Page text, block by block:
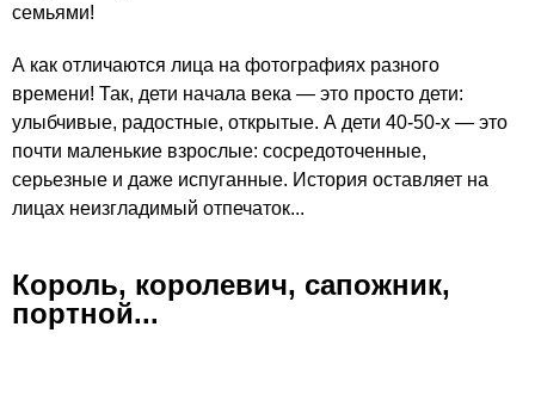
семьями!
А как отличаются лица на фотографиях разного
времени! Так, дети начала века — это просто дети:
улыбчивые, радостные, открытые. А дети 40-50-х — это
почти маленькие взрослые: сосредоточенные,
серьезные и даже испуганные. История оставляет на
лицах неизгладимый отпечаток...
Король, королевич, сапожник,
портной...